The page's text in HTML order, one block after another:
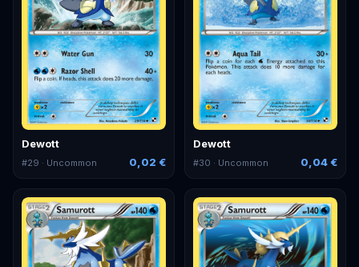
Dewott
#29 · Uncommon 0,02 €
Dewott
#30 · Uncommon 0,04 €